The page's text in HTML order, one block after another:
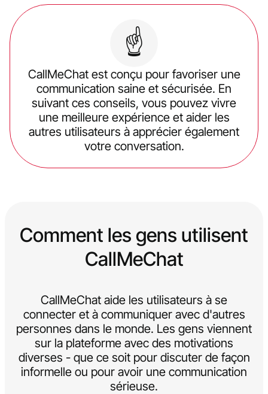
☝️
CallMeChat est conçu pour favoriser une
communication saine et sécurisée. En
suivant ces conseils, vous pouvez vivre
une meilleure expérience et aider les
autres utilisateurs à apprécier également
votre conversation.
Comment les gens utilisent
CallMeChat
CallMeChat aide les utilisateurs à se
connecter et à communiquer avec d'autres
personnes dans le monde. Les gens viennent
sur la plateforme avec des motivations
diverses - que ce soit pour discuter de façon
informelle ou pour avoir une communication
sérieuse.